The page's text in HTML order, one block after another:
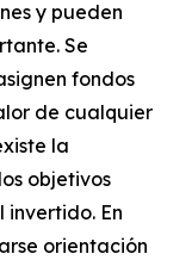
y pueden
Se
fondos
de cualquier
la
objetivos
invertido. En
orientación